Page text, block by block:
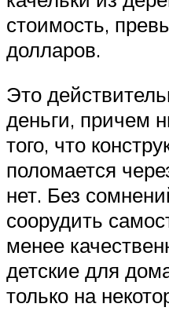
стоимость,
долларов.
Это
деньги, причем
того, что
поломается
нет. Без
соорудить
менее
детские для
только на